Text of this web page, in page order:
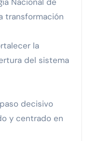
transformación
la
del sistema
decisivo
y centrado en